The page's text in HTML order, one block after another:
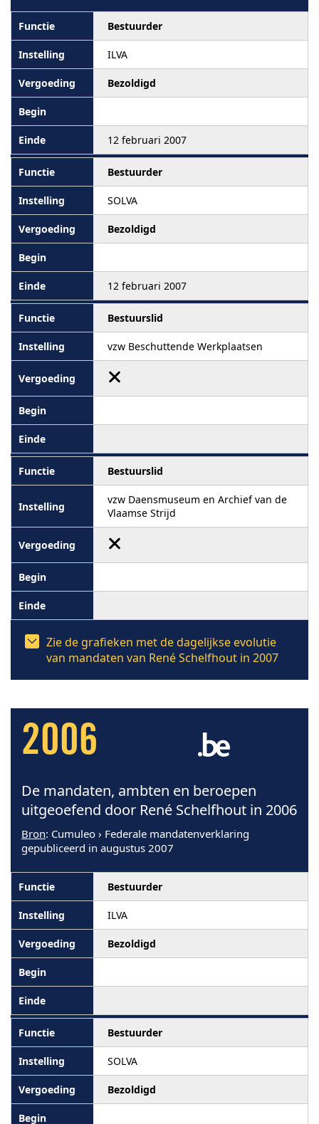
Bestuurder
ILVA
Bezoldigd
12 februari 2007
Bestuurder
SOLVA
Bezoldigd
12 februari 2007
Bestuurslid
vzw Beschuttende Werkplaatsen
Bestuurslid
vzw Daensmuseum en Archief van de
Vlaamse Strijd
Zie de grafieken met de dagelijkse evolutie
van mandaten van René Schelfhout in 2007
2006
De mandaten, ambten en beroepen
uitgeoefend door René Schelfhout in 2006
Bron: Cumuleo › Federale mandatenverklaring
gepubliceerd in augustus 2007
Bestuurder
ILVA
Bezoldigd
Bestuurder
SOLVA
Bezoldigd